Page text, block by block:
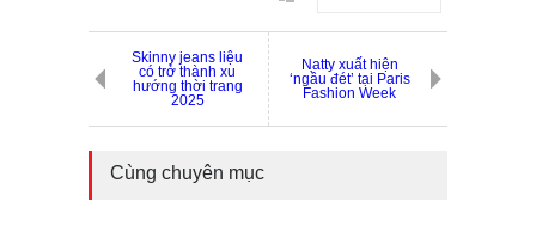
Skinny jeans liệu
có trở thành xu
hướng thời trang
2025
Natty xuất hiện
‘ngầu đét’ tại Paris
Fashion Week
Cùng chuyên mục